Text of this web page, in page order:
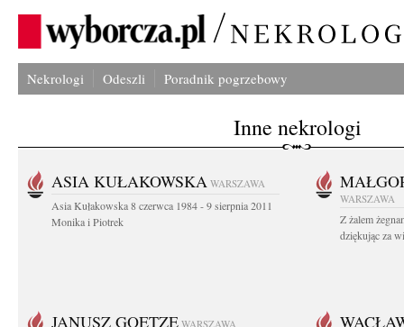
Nekrologi Odeszli Poradnik pogrzebowy
Inne nekrologi
ASIA KUŁAKOWSKA WARSZAWA
Asia Kułakowska 8 czerwca 1984 - 9 sierpnia 2011
Monika i Piotrek
WARSZAWA
Z żalem
dziękując za
JANUSZ GOETZE WARSZAWA